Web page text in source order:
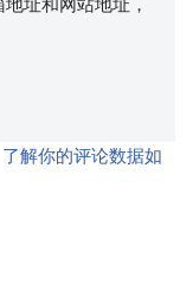
址和网站地址，
了解你的评论数据如